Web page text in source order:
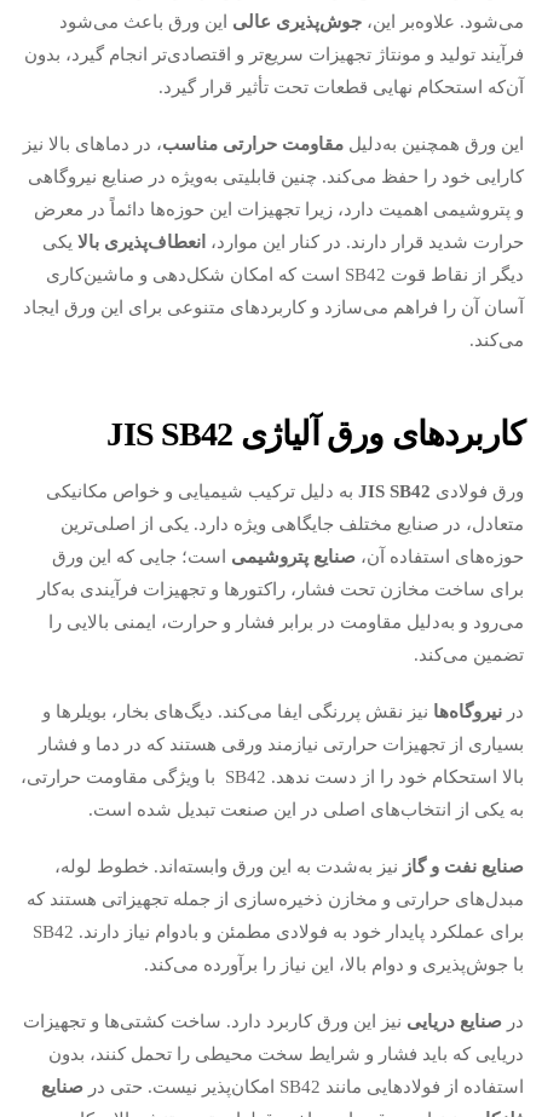
می‌شود. علاوه‌بر این، جوش‌پذیری عالی این ورق باعث می‌شود
فرآیند تولید و مونتاژ تجهیزات سریع‌تر و اقتصادی‌تر انجام گیرد، بدون
آن‌که استحکام نهایی قطعات تحت تأثیر قرار گیرد.
این ورق همچنین به‌دلیل مقاومت حرارتی مناسب، در دماهای بالا نیز
کارایی خود را حفظ می‌کند. چنین قابلیتی به‌ویژه در صنایع نیروگاهی
و پتروشیمی اهمیت دارد، زیرا تجهیزات این حوزه‌ها دائماً در معرض
حرارت شدید قرار دارند. در کنار این موارد، انعطاف‌پذیری بالا یکی
دیگر از نقاط قوت SB42 است که امکان شکل‌دهی و ماشین‌کاری
آسان آن را فراهم می‌سازد و کاربردهای متنوعی برای این ورق ایجاد
می‌کند.
کاربردهای ورق آلیاژی
ورق فولادی JIS SB42 به دلیل ترکیب شیمیایی و خواص مکانیکی
متعادل، در صنایع مختلف جایگاهی ویژه دارد. یکی از اصلی‌ترین
حوزه‌های استفاده آن، صنایع پتروشیمی است؛ جایی که این ورق
برای ساخت مخازن تحت فشار، راکتورها و تجهیزات فرآیندی به‌کار
می‌رود و به‌دلیل مقاومت در برابر فشار و حرارت، ایمنی بالایی را
تضمین می‌کند.
در نیروگاه‌ها نیز نقش پررنگی ایفا می‌کند. دیگ‌های بخار، بویلرها و
بسیاری از تجهیزات حرارتی نیازمند ورقی هستند که در دما و فشار
بالا استحکام خود را از دست ندهد. SB42 با ویژگی مقاومت حرارتی،
به یکی از انتخاب‌های اصلی در این صنعت تبدیل شده است.
صنایع نفت و گاز نیز به‌شدت به این ورق وابسته‌اند. خطوط لوله،
مبدل‌های حرارتی و مخازن ذخیره‌سازی از جمله تجهیزاتی هستند که
برای عملکرد پایدار خود به فولادی مطمئن و بادوام نیاز دارند. SB42
با جوش‌پذیری و دوام بالا، این نیاز را برآورده می‌کند.
در صنایع دریایی نیز این ورق کاربرد دارد. ساخت کشتی‌ها و تجهیزات
دریایی که باید فشار و شرایط سخت محیطی را تحمل کنند، بدون
استفاده از فولادهایی مانند SB42 امکان‌پذیر نیست. حتی در
صنایع